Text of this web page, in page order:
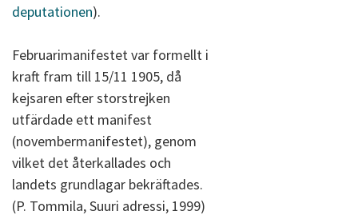
deputationen).
Februarimanifestet var formellt i
kraft fram till 15/11 1905, då
kejsaren efter storstrejken
utfärdade ett manifest
(novembermanifestet), genom
vilket det återkallades och
landets grundlagar bekräftades.
(P. Tommila, Suuri adressi, 1999)